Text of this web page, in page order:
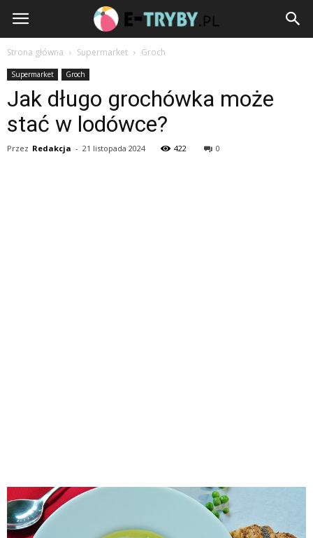
Tryby.pl
Strona główna Supermarket Groch
Supermarket Groch
Jak długo grochówka może
stać w lodówce?
Przez Redakcja - 21 listopada 2024 422 0